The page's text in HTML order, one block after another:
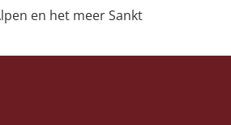
en het meer Sankt